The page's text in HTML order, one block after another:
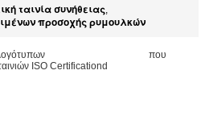
ταινία συνήθειας,
προσοχής ρυμουλκών
που
ISO Certificationd